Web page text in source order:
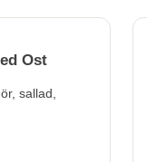
Ost
sallad,